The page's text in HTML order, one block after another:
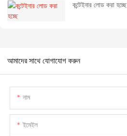
কন্টেইনার লোড করা হচ্ছে
আমাদের সাথে যোগাযোগ করুন
নাম
ইমেইল